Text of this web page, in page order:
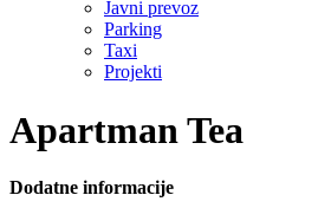
Javni prevoz
Parking
Taxi
Projekti
Apartman Tea
Dodatne informacije